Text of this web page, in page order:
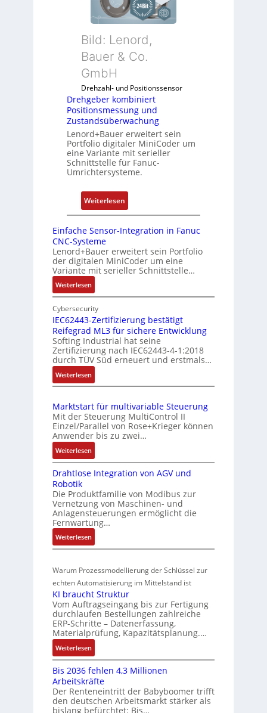
w
e
d
u
g
k
o
n
f
i
g
u
e
e
n
G
a
e
n
R
a
s
p
e
r
y
i
g
e
e
m
b
i
i
e
r
t
P
o
s
i
i
o
e
s
s
u
n
n
d
Z
u
t
a
n
d
s
r
a
c
h
u
Bild: Lenord,
Bauer & Co.
GmbH
Drehzahl- und Positionssensor
Drehgeber kombiniert
Positionsmessung und
Zustandsüberwachung
Lenord+Bauer erweitert sein
Portfolio digitaler MiniCoder um
eine Variante mit serieller
Schnittstelle für Fanuc-
Umrichtersysteme.
Weiterlesen:
D
h
g
e
e
k
o
m
b
n
e
r
t
o
s
t
i
s
e
s
s
u
n
g
n
d
Z
u
Einfache Sensor-Integration in Fanuc
CNC-Systeme
Lenord+Bauer erweitert sein Portfolio
der digitalen MiniCoder um eine
Variante mit serieller Schnittstelle…
Weiterlesen:
E
i
n
a
c
h
e
S
n
s
o
r
-
I
n
e
g
r
t
o
i
n
F
a
n
u
c
C
N
C
-
Cybersecurity
IEC62443-Zertifizierung bestätigt
Reifegrad ML3 für sichere Entwicklung
Softing Industrial hat seine
Zertifizierung nach IEC62443-4-1:2018
durch TÜV Süd erneuert und erstmals…
Weiterlesen:
I
C
6
2
4
4
3
-
e
r
t
f
r
u
n
g
b
e
s
t
ä
t
Marktstart für multivariable Steuerung
Mit der Steuerung MultiControl II
Einzel/Parallel von Rose+Krieger können
Anwender bis zu zwei…
Weiterlesen:
M
a
k
t
s
t
a
r
f
ü
r
m
u
l
v
a
r
i
a
Drahtlose Integration von AGV und
Robotik
Die Produktfamilie von Modibus zur
Vernetzung von Maschinen- und
Anlagensteuerungen ermöglicht die
Fernwartung…
Weiterlesen:
D
a
h
t
l
o
s
e
I
n
t
e
g
r
Warum Prozessmodellierung der Schlüssel zur
echten Automatisierung im Mittelstand ist
KI braucht Struktur
Vom Auftragseingang bis zur Fertigung
durchlaufen Bestellungen zahlreiche
ERP-Schritte – Datenerfassung,
Materialprüfung, Kapazitätsplanung.…
Weiterlesen:
K
I
b
r
a
Bis 2036 fehlen 4,3 Millionen
Arbeitskräfte
Der Renteneintritt der Babyboomer trifft
den deutschen Arbeitsmarkt stärker als
bislang befürchtet: Bis…